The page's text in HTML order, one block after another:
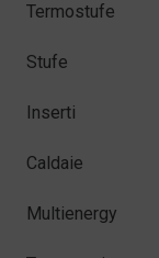
Termostufe
Stufe
Inserti
Caldaie
Multienergy